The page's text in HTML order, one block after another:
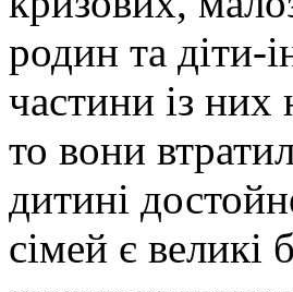
родин та діти-
частини із них
то вони
дитині
сімей є великі